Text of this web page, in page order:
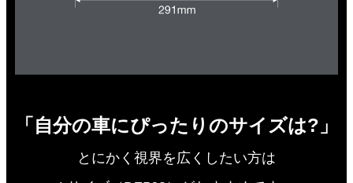
「自分の車にぴったりのサイズは?」
とにかく視界を広くしたい方は